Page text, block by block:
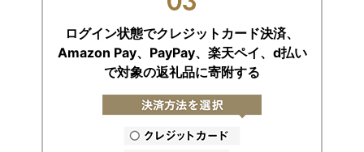
ログイン状態でクレジットカード決済、
Amazon Pay、PayPay、楽天ペイ、 d払い
で対象の返礼品に寄附する